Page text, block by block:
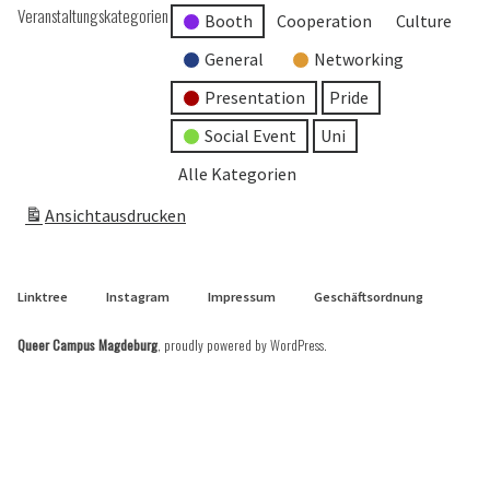
Veranstaltungskategorien Booth Cooperation
Culture
General
Networking
Presentation
Pride
Social Event
Uni
Alle Kategorien
Ansichtausdrucken
Linktree Instagram Impressum Geschäftsordnung
Queer Campus Magdeburg, proudly powered by WordPress.